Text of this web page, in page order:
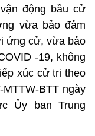
động bầu cử
vừa bảo đảm
ứng cử, vừa bảo
-19, không
xúc cử tri theo
BTT ngày
Ủy ban Trung